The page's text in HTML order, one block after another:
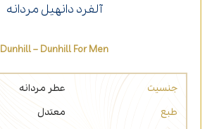
آلفرد دانهیل مردانه
Dunhill – Dunhill For Men
جنسیت
عطر مردانه
طبع
معتدل